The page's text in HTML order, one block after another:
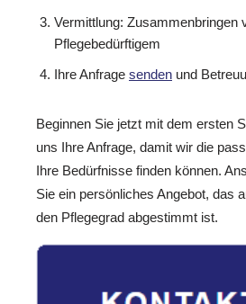
Vermittlung: Zusammenbringen
Pflegebedürftigem
Ihre Anfrage senden und
Beginnen Sie jetzt mit dem ersten
uns Ihre Anfrage, damit wir die
Ihre Bedürfnisse finden können.
Sie ein persönliches Angebot, das
den Pflegegrad abgestimmt ist.